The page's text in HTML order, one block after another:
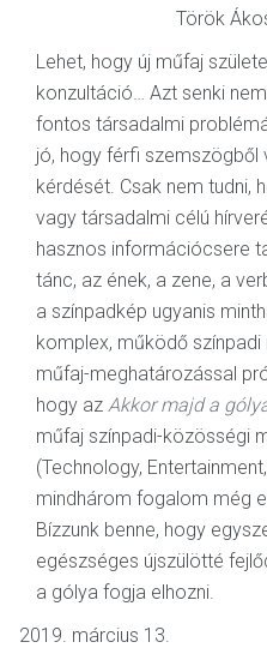
Török
Lehet, hogy új műfaj
konzultáció… Azt senki
fontos társadalmi
jó, hogy férfi szemszögből
kérdését. Csak nem tudni,
vagy társadalmi célú
hasznos információcsere
tánc, az ének, a zene, a
a színpadkép ugyanis
komplex, működő
műfaj-meghatározással
hogy az Akkor majd a
műfaj színpadi-közösségi
(Technology,
mindhárom fogalom még
Bízzunk benne, hogy
egészséges újszülötté
a gólya fogja elhozni.
március 13.